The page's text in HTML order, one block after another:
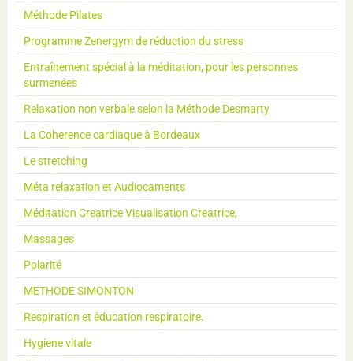
Méthode Pilates
Programme Zenergym de réduction du stress
Entraînement spécial à la méditation, pour les personnes
surmenées
Relaxation non verbale selon la Méthode Desmarty
La Coherence cardiaque à Bordeaux
Le stretching
Méta relaxation et Audiocaments
Méditation Creatrice Visualisation Creatrice,
Massages
Polarité
METHODE SIMONTON
Respiration et éducation respiratoire.
Hygiene vitale